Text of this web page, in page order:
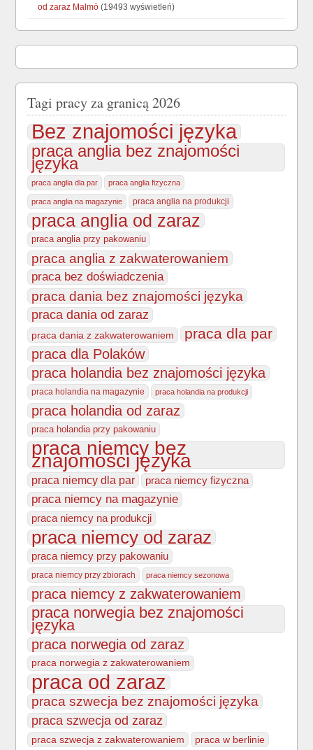
od zaraz Malmö (19493 wyświetleń)
Tagi pracy za granicą 2026
Bez znajomości języka
praca anglia bez znajomości
języka
praca anglia dla par praca anglia fizyczna
praca anglia na magazynie praca anglia na produkcji
praca anglia od zaraz
praca anglia przy pakowaniu
praca anglia z zakwaterowaniem
praca bez doświadczenia
praca dania bez znajomości języka
praca dania od zaraz
praca dania z zakwaterowaniem praca dla par
praca dla Polaków
praca holandia bez znajomości języka
praca holandia na magazynie praca holandia na produkcji
praca holandia od zaraz
praca holandia przy pakowaniu
praca niemcy bez
znajomości języka
praca niemcy dla par praca niemcy fizyczna
praca niemcy na magazynie
praca niemcy na produkcji
praca niemcy od zaraz
praca niemcy przy pakowaniu
praca niemcy przy zbiorach praca niemcy sezonowa
praca niemcy z zakwaterowaniem
praca norwegia bez znajomości
języka
praca norwegia od zaraz
praca norwegia z zakwaterowaniem
praca od zaraz
praca szwecja bez znajomości języka
praca szwecja od zaraz
praca szwecja z zakwaterowaniem praca w berlinie